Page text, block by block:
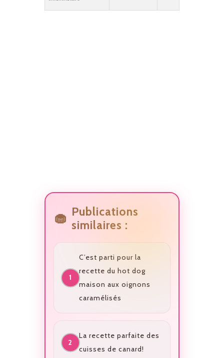
Publications
similaires :
C’est parti pour la
recette du hot dog
maison aux oignons
caramélisés
La recette parfaite des
cuisses de canard!